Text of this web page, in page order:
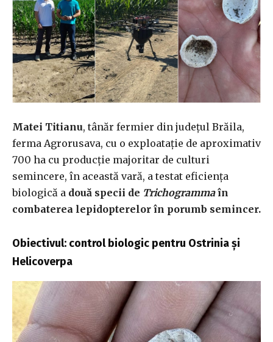
Matei Titianu, tânăr fermier din județul Brăila,
ferma Agrorusava, cu o exploatație de aproximativ
700 ha cu producție majoritar de culturi
semincere, în această vară, a testat eficiența
biologică a două specii de Trichogrammaîn
combaterea lepidopterelor în porumb semincer.
Obiectivul: control biologic pentru Ostrinia și
Helicoverpa